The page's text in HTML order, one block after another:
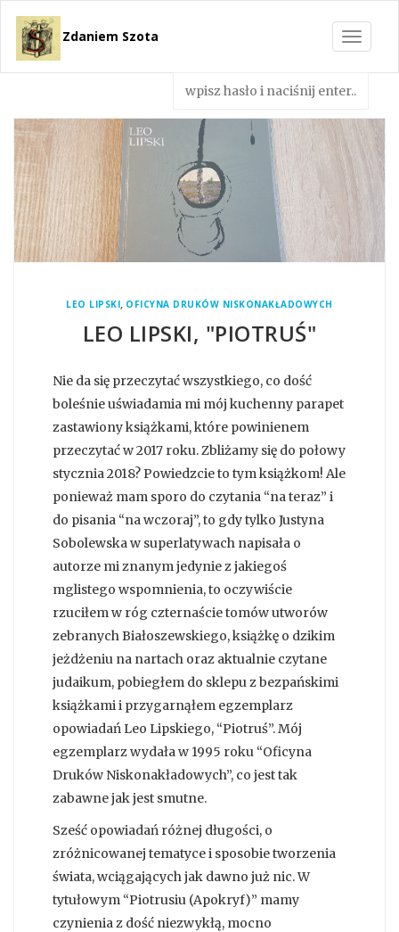
Toggle
Zdaniem Szota
LEO LIPSKI, OFICYNA DRUKÓW NISKONAKŁADOWYCH
LEO LIPSKI, "PIOTRUŚ"
Nie da się przeczytać wszystkiego, co dość
boleśnie uświadamia mi mój kuchenny parapet
zastawiony książkami, które powinienem
przeczytać w 2017 roku. Zbliżamy się do połowy
stycznia 2018? Powiedzcie to tym książkom! Ale
ponieważ mam sporo do czytania “na teraz” i
do pisania “na wczoraj”, to gdy tylko Justyna
Sobolewska w superlatywach napisała o
autorze mi znanym jedynie z jakiegoś
mglistego wspomnienia, to oczywiście
rzuciłem w róg czternaście tomów utworów
zebranych Białoszewskiego, książkę o dzikim
jeżdżeniu na nartach oraz aktualnie czytane
judaikum, pobiegłem do sklepu z bezpańskimi
książkami i przygarnąłem egzemplarz
opowiadań Leo Lipskiego, “Piotruś”. Mój
egzemplarz wydała w 1995 roku “Oficyna
Druków Niskonakładowych”, co jest tak
zabawne jak jest smutne.
Sześć opowiadań różnej długości, o
zróżnicowanej tematyce i sposobie tworzenia
świata, wciągających jak dawno już nic. W
tytułowym “Piotrusiu (Apokryf)” mamy
czynienia z dość niezwykłą, mocno